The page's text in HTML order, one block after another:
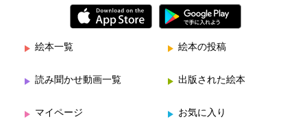
絵本一覧 絵本の投稿
読み聞かせ動画一覧 出版された絵本
マイページ お気に入り